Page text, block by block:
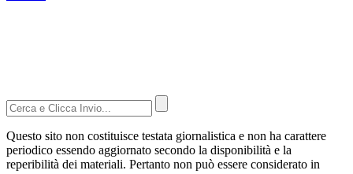
Questo sito non costituisce testata giornalistica e non ha carattere
periodico essendo aggiornato secondo la disponibilità e la
reperibilità dei materiali. Pertanto non può essere considerato in